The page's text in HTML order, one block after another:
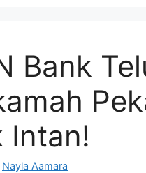
Bank
Intan!
Nayla Aamara